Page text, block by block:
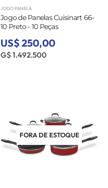
JOGO PANELA
Jogo de Panelas Cuisinart 66-
10 Preto - 10 Peças
US$ 250,00
G$ 1.492.500
FORA DE ESTOQUE